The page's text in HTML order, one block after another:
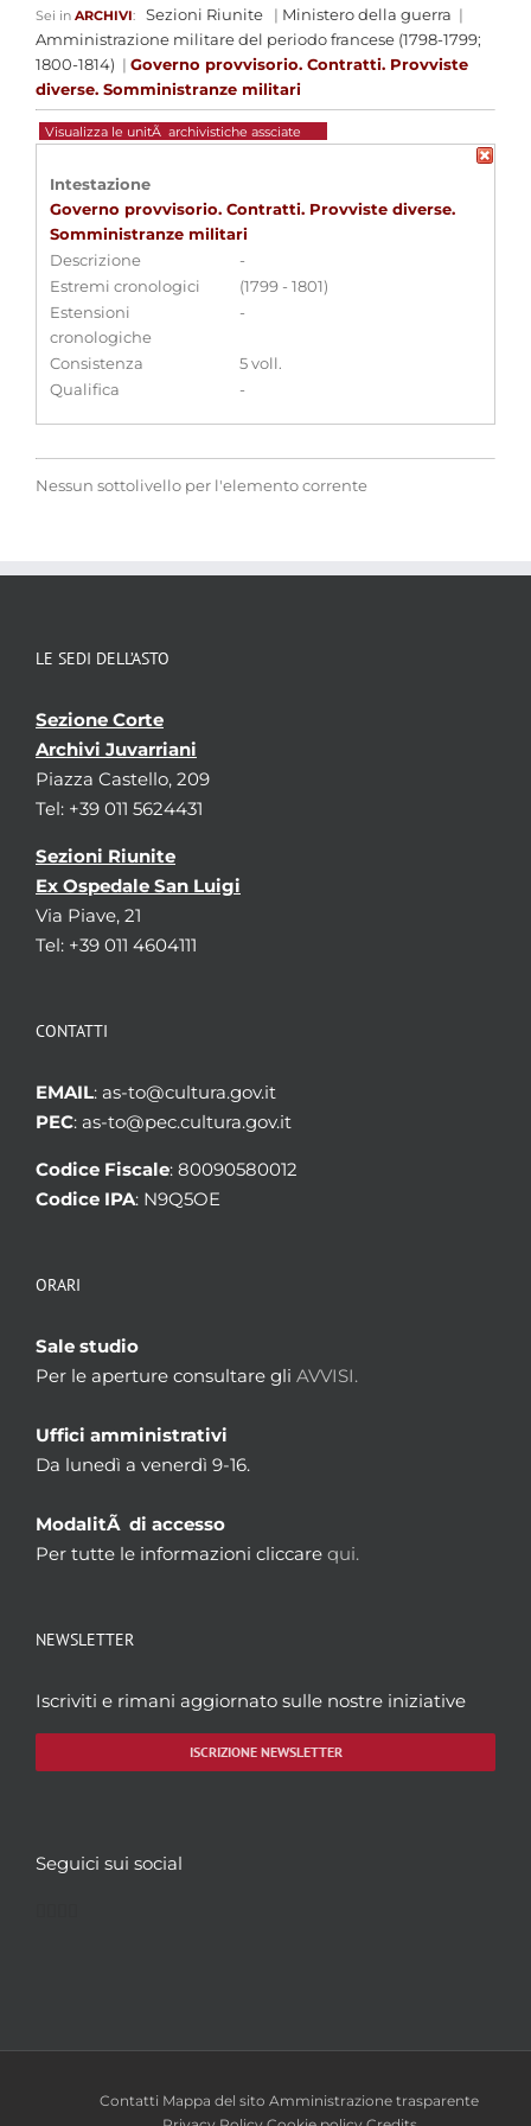
Sei in ARCHIVI: Sezioni Riunite | Ministero della guerra |
Amministrazione militare del periodo francese (1798-1799;
1800-1814) | Governo provvisorio. Contratti. Provviste
diverse. Somministranze militari
Visualizza le unitÃ archivistiche assciate
Intestazione
Governo provvisorio. Contratti. Provviste diverse.
Somministranze militari
Descrizione
-
Estremi cronologici
(1799 - 1801)
Estensioni
cronologiche
-
Consistenza
5 voll.
Qualifica
-
Nessun sottolivello per l'elemento corrente
LE SEDI DELL’ASTO
Sezione Corte
Archivi Juvarriani
Piazza Castello, 209
Tel: +39 011 5624431
Sezioni Riunite
Ex Ospedale San Luigi
Via Piave, 21
Tel: +39 011 4604111
CONTATTI
EMAIL: as-to@cultura.gov.it
PEC: as-to@pec.cultura.gov.it
Codice Fiscale: 80090580012
Codice IPA: N9Q5OE
ORARI
Sale studio
Per le aperture consultare gli AVVISI.
Uffici amministrativi
Da lunedì a venerdì 9-16.
ModalitÃ di accesso
Per tutte le informazioni cliccare qui.
NEWSLETTER
Iscriviti e rimani aggiornato sulle nostre iniziative
ISCRIZIONE NEWSLETTER
Seguici sui social
Contatti Mappa del sito Amministrazione trasparente